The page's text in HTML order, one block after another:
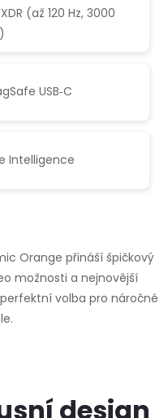
(až 120 Hz, 3000
USB‑C
Intelligence
Orange přináší špičkový
možnosti a nejnovější
volba pro náročné
design